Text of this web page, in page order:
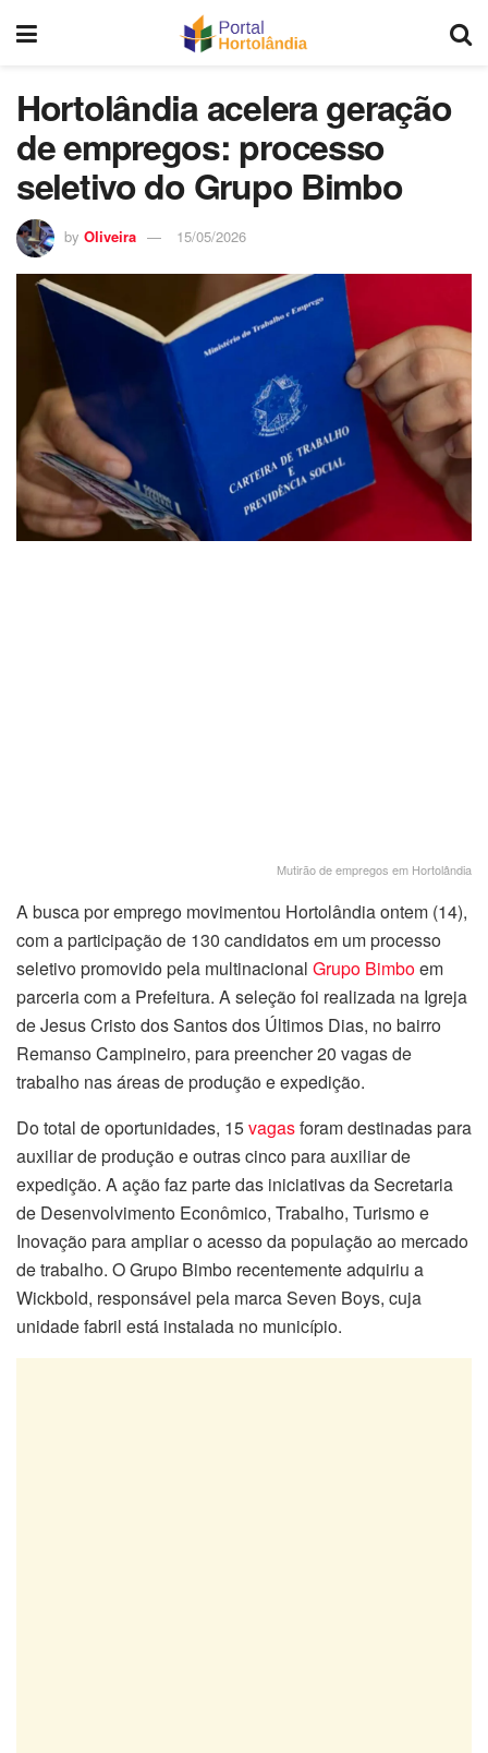
Hortolândia acelera geração
de empregos: processo
seletivo do Grupo Bimbo
by Oliveira 15/05/2026
Mutirão de empregos em Hortolândia
A busca por emprego movimentou Hortolândia ontem (14),
com a participação de 130 candidatos em um processo
seletivo promovido pela multinacional Grupo Bimboem
parceria com a Prefeitura. A seleção foi realizada na Igreja
de Jesus Cristo dos Santos dos Últimos Dias, no bairro
Remanso Campineiro, para preencher 20 vagas de
trabalho nas áreas de produção e expedição.
Do total de oportunidades, 15vagasforam destinadas para
auxiliar de produção e outras cinco para auxiliar de
expedição. A ação faz parte das iniciativas da Secretaria
de Desenvolvimento Econômico, Trabalho, Turismo e
Inovação para ampliar o acesso da população ao mercado
de trabalho. O Grupo Bimbo recentemente adquiriu a
Wickbold, responsável pela marca Seven Boys, cuja
unidade fabril está instalada no município.